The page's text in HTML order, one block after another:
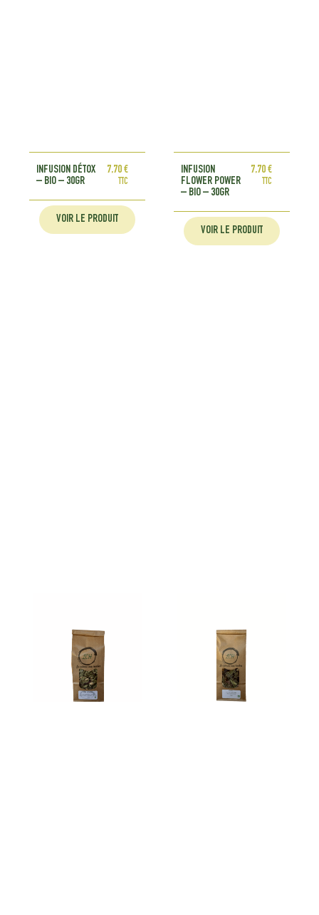
INFUSION DÉTOX
– BIO – 30GR
7,70€
TTC
VOIR LE PRODUIT
INFUSION
FLOWER POWER
– BIO – 30GR
7,70€
TTC
VOIR LE PRODUIT